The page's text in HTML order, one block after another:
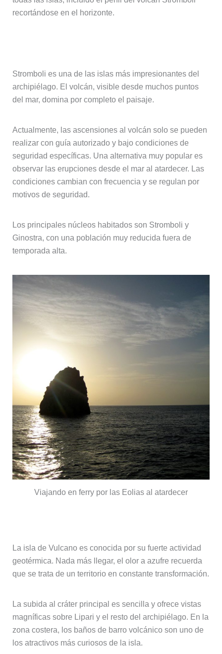
recortándose en el horizonte.
Stromboli es una de las islas más impresionantes del
archipiélago. El volcán, visible desde muchos puntos
del mar, domina por completo el paisaje.
Actualmente, las ascensiones al volcán solo se pueden
realizar con guía autorizado y bajo condiciones de
seguridad específicas. Una alternativa muy popular es
observar las erupciones desde el mar al atardecer. Las
condiciones cambian con frecuencia y se regulan por
motivos de seguridad.
Los principales núcleos habitados son Stromboli y
Ginostra, con una población muy reducida fuera de
temporada alta.
Viajando en ferry por las Eolias al atardecer
La isla de Vulcano es conocida por su fuerte actividad
geotérmica. Nada más llegar, el olor a azufre recuerda
que se trata de un territorio en constante transformación.
La subida al cráter principal es sencilla y ofrece vistas
magníficas sobre Lipari y el resto del archipiélago. En la
zona costera, los baños de barro volcánico son uno de
los atractivos más curiosos de la isla.